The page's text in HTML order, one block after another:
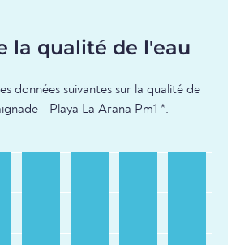
la qualité de l'eau
données suivantes sur la qualité de
- Playa La Arana Pm1 *.